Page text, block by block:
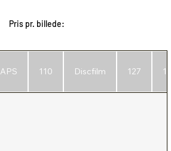
Pris pr. billede:
APS 110 Discfilm 127